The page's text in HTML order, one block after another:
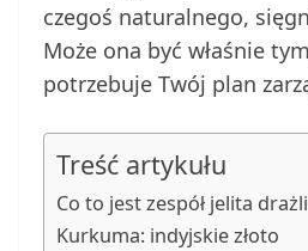
czegoś naturalnego,
Może ona być właśnie
potrzebuje Twój plan
Treść artykułu
Co to jest zespół jelita
Kurkuma: indyjskie złoto